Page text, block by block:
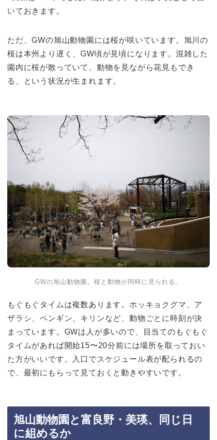
いておきます。
ただ、GWの旭山動物園には桜が咲いています。旭川の
桜は本州より遅く、GW頃が見頃になります。混雑した
園内に桜が散っていて、動物を見ながら花見もでき
る、という状況が生まれます。
GWの旭山動物園。桜と動物が同時に見られる。
もぐもぐタイムは複数あります。ホッキョクグマ、ア
ザラシ、ペンギン、キリンなど、動物ごとに時刻が決
まっています。GWは人が多いので、目当てのもぐもぐ
タイムがあれば開始15〜20分前には場所を取っておい
た方がいいです。入口でスケジュール表が配られるの
で、最初にもらって見ておくと動きやすいです。
旭山動物園と富良野・美瑛、同じ日
に組めるか